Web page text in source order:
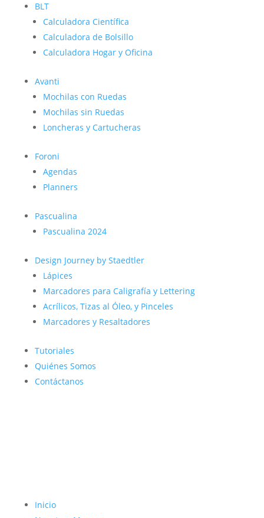
BLT
Calculadora Científica
Calculadora de Bolsillo
Calculadora Hogar y Oficina
Avanti
Mochilas con Ruedas
Mochilas sin Ruedas
Loncheras y Cartucheras
Foroni
Agendas
Planners
Pascualina
Pascualina 2024
Design Journey by Staedtler
Lápices
Marcadores para Caligrafía y Lettering
Acrílicos, Tizas al Óleo, y Pinceles
Marcadores y Resaltadores
Tutoriales
Quiénes Somos
Contáctanos
Inicio